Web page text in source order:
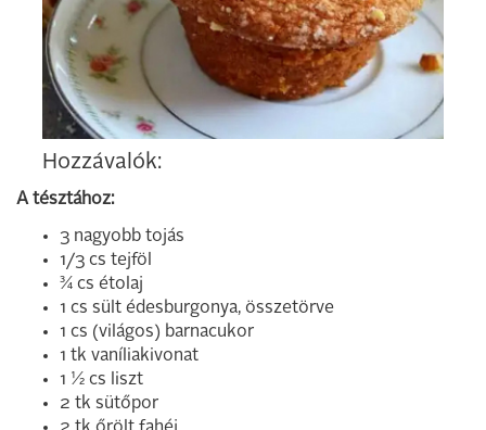
Hozzávalók:
A tésztához:
3 nagyobb tojás
1/3 cs tejföl
¾ cs étolaj
1 cs sült édesburgonya, összetörve
1 cs (világos) barnacukor
1 tk vaníliakivonat
1 ½ cs liszt
2 tk sütőpor